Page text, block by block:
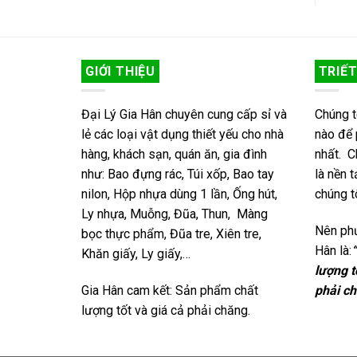
GIỚI THIỆU
Đại Lý Gia Hân chuyên cung cấp sỉ và
lẻ các loại vật dụng thiết yếu cho nhà
hàng, khách sạn, quán ăn, gia đình
như: Bao đựng rác, Túi xốp, Bao tay
nilon, Hộp nhựa dùng 1 lần, Ống hút,
Ly nhựa, Muỗng, Đũa, Thun, Màng
bọc thực phẩm, Đũa tre, Xiên tre,
Khăn giấy, Ly giấy,…
Gia Hân cam kết: Sản phẩm chất
lượng tốt và giá cả phải chăng.
Chúng
nào để
nhất.
là nền
chúng
Nên
Hân là:
lượng
phải